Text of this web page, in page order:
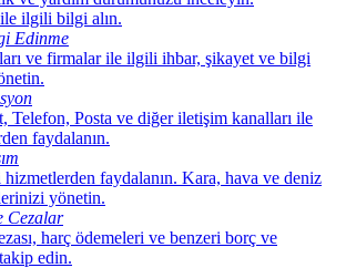
ile ilgili bilgi alın.
Edinme
ve firmalar ile ilgili ihbar, şikayet ve bilgi
Telefon, Posta ve diğer iletişim kanalları ile
faydalanın.
faydalanın. Kara, hava ve deniz
yönetin.
Cezalar
harç ödemeleri ve benzeri borç ve
takip edin.